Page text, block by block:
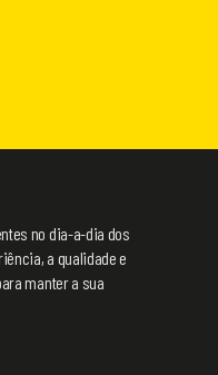
no dia-a-dia dos
a qualidade e
manter a sua